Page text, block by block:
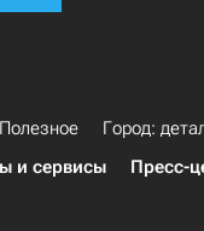
Полезное
Город:
и сервисы Пресс-